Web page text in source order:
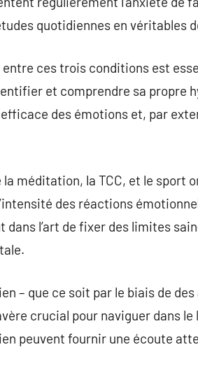
quotidiennes en véritables
ces trois conditions est
et comprendre sa propre
des émotions et, par
méditation, la TCC, et le sport
des réactions
l’art de fixer des limites
– que ce soit par le biais de
crucial pour naviguer dans
peuvent fournir une écoute